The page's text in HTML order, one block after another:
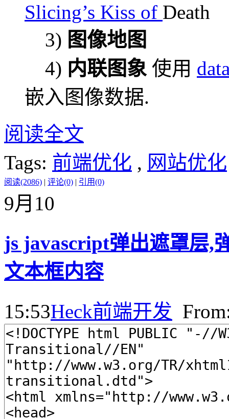
Slicing’s Kiss of Death
3) 图像地图
4) 内联图象 使用
嵌入图像数据.
阅读全文
Tags: 前端优化 , 网站优化
阅读(2086) | 评论(0) | 引用(0)
9月 10
js javascript弹出遮罩层,
文本框内容
15:53Heck前端开发